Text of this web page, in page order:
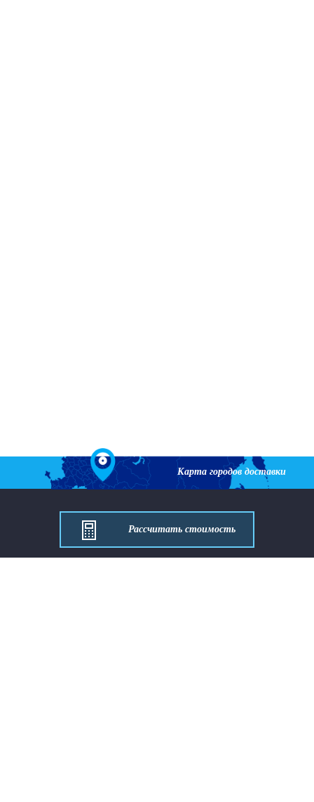
Карта городов доставки
Рассчитать стоимость